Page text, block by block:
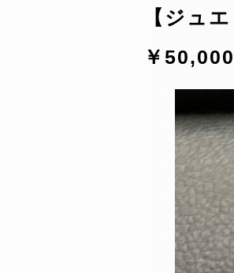
【ジュ
￥50,000